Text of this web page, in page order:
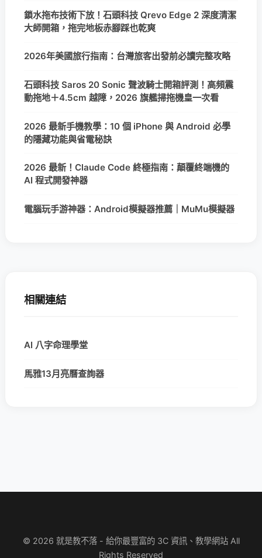
鎖水拖布技術下放！石頭科技 Qrevo Edge 2 深度清潔
大師開箱，拖完地板赤腳踩也乾爽
2026年美國旅行指南：台灣旅客出發前必讀完整攻略
石頭科技 Saros 20 Sonic 聲波騎士開箱評測！高頻震
動拖地＋4.5cm 越障，2026 旗艦掃拖機皇一次看
2026 最新手機教學：10 個 iPhone 與 Android 必學
的隱藏功能與省電秘訣
2026 最新！Claude Code 終極指南：顛覆終端機的
AI 程式開發神器
電腦玩手游神器：Android模擬器推薦｜MuMu模擬器
相關連結
AI 八字命理學堂
馬雅13月亮曆查詢器
© 2026 就是教不落 - 給你最豐富的 3C 資訊、教學網站 All
Rights Reserved